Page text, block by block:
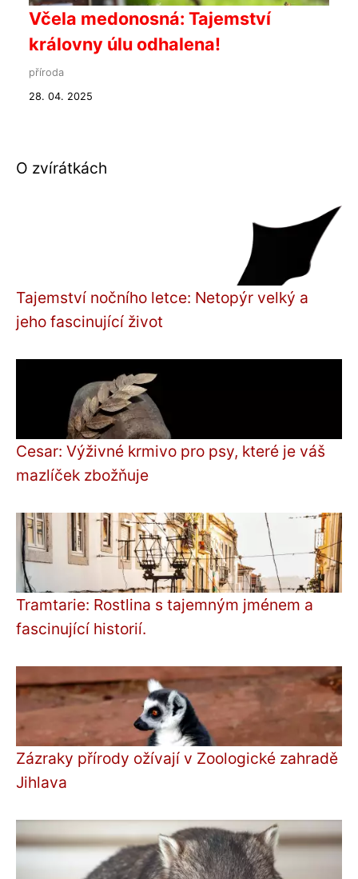
Včela medonosná: Tajemství
královny úlu odhalena!
příroda
28. 04. 2025
O zvírátkách
Tajemství nočního letce: Netopýr velký a
jeho fascinující život
Cesar: Výživné krmivo pro psy, které je váš
mazlíček zbožňuje
Tramtarie: Rostlina s tajemným jménem a
fascinující historií.
Zázraky přírody ožívají v Zoologické zahradě
Jihlava